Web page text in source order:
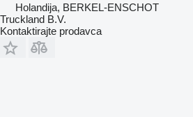
Holandija, BERKEL-ENSCHOT
Truckland B.V.
Kontaktirajte prodavca